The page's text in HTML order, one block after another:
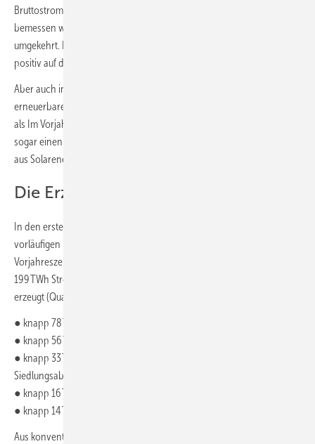
Bruttostromverbrauch. Da die EE-Quote als Anteil am Stromverbrauch
bemessen wird, erhöht ein niedrigerer Verbrauch die Quote und
umgekehrt. Deshalb wirkt sich der aktuell niedrigere Stromverbrauch
positiv auf die EE-Quote aus.
Aber auch in absoluten Zahlen lag die Stromerzeugung mit
erneuerbaren Energien mit 199 TWh (Mrd. kWh) um knapp 4 % höher
als Im Vorjahr. Im Juni erreichte die Stromerzeugung aus Photovoltaik
sogar einen neuen Rekord: 9,8 TWh Strom wurden in diesem Monat
aus Solarenergie produziert – gut 16 % mehr als im Vorjahresmonat.
Die Erzeugungszahlen im Einzelnen
In den ersten drei Quartalen 2023 lag die Bruttostromerzeugung nach
vorläufigen Berechnungen bei 373 TWh und damit 13 5 niedriger als im
Vorjahreszeitraum (Quartal 1-3 2022: 429 TWh). Insgesamt wurden gut
199 TWh Strom aus Sonne, Wind und anderen regenerativen Quellen
erzeugt (Quartal 1-3 2022: 192,5 TWh). Davon stammten
● knapp 78 TWh aus Wind an Land,
● knapp 56 TWh aus Photovoltaik,
● knapp 33 TWh aus Biomasse (einschließlich biogenen
Siedlungsabfällen),
● knapp 16 TWh aus Wind auf See und
● knapp 14 TWh aus Wasserkraft.
Aus konventionellen Energieträgern und Kernenergie wurden knapp